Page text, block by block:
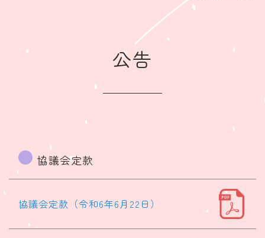
公告
協議会定款
協議会定款（令和6年6月22日）